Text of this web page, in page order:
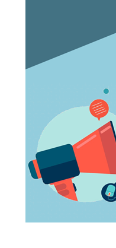
Orgazm olan
May